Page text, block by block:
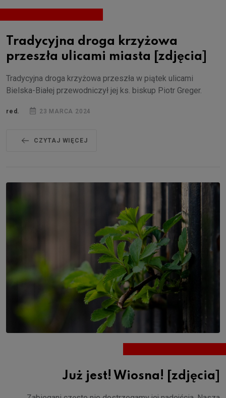
Tradycyjna droga krzyżowa
przeszła ulicami miasta [zdjęcia]
Tradycyjna droga krzyżowa przeszła w piątek ulicami
Bielska-Białej przewodniczył jej ks. biskup Piotr Greger.
red. 23 MARCA 2024
CZYTAJ WIĘCEJ
Już jest! Wiosna! [zdjęcia]